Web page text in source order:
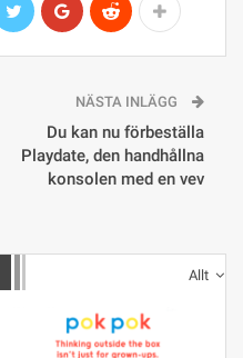
NÄSTA INLÄGG
Du kan nu förbeställa
Playdate, den handhållna
konsolen med en vev
Allt